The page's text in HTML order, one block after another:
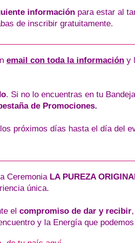
información para estar al
de inscribir gratuitamente.
email con toda la información y
. Si no lo encuentras en tu
de Promociones.
próximos días hasta el día del
Ceremonia LA PUREZA
única.
el compromiso de dar y recibir
y la Energía que